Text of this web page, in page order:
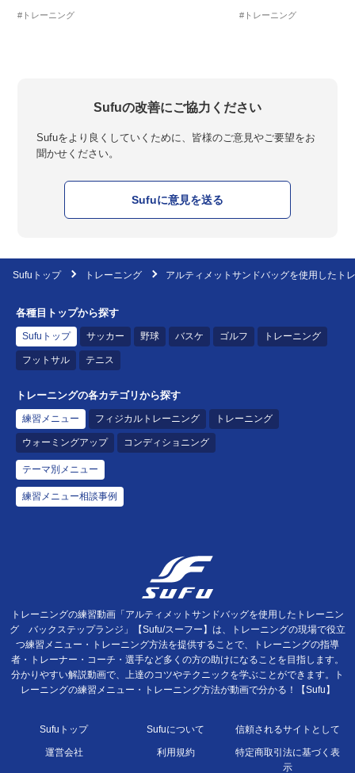
#トレーニング #トレーニング
Sufuの改善にご協力ください
Sufuをより良くしていくために、皆様のご意見やご要望をお
聞かせください。
Sufuに意見を送る
Sufuトップ トレーニング アルティメットサンドバッグを使用した
各種目トップから探す
Sufuトップ サッカー 野球 バスケ ゴルフ トレーニング
フットサル テニス
トレーニングの各カテゴリから探す
練習メニュー フィジカルトレーニング トレーニング
ウォーミングアップ コンディショニング
テーマ別メニュー
練習メニュー相談事例
トレーニングの練習動画「アルティメットサンドバッグを使用したトレーニン
グ バックステップランジ」【Sufu/スーフー】は、トレーニングの現場で役立
つ練習メニュー・トレーニング方法を提供することで、トレーニングの指導
者・トレーナー・コーチ・選手など多くの方の助けになることを目指します。
分かりやすい解説動画で、上達のコツやテクニックを学ぶことができます。ト
レーニングの練習メニュー・トレーニング方法が動画で分かる！【Sufu】
Sufuトップ Sufuについて 信頼されるサイトとして
運営会社 利用規約
特定商取引法に基づく表
示